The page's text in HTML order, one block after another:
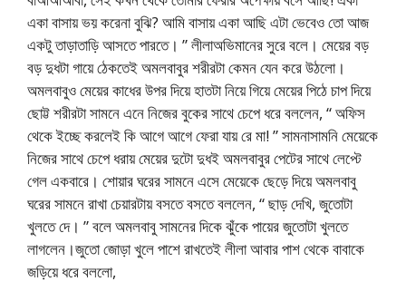
একা বাসায় ভয় করেনা বুঝি? আমি বাসায় একা আছি এটা ভেবেও তো আজ
একটু তাড়াতাড়ি আসতে পারতে। ” লীলাঅভিমানের সুরে বলে। মেয়ের বড়
বড় দুধটা গায়ে ঠেকতেই অমলবাবুর শরীরটা কেমন যেন করে উঠলো।
অমলবাবুও মেয়ের কাধের উপর দিয়ে হাতটা নিয়ে গিয়ে মেয়ের পিঠে চাপ দিয়ে
ছোট্ট শরীরটা সামনে এনে নিজের বুকের সাথে চেপে ধরে বললেন, “ অফিস
থেকে ইচ্ছে করলেই কি আগে আগে ফেরা যায় রে মা! ” সামনাসামনি মেয়েকে
নিজের সাথে চেপে ধরায় মেয়ের দুটো দুধই অমলবাবুর পেটের সাথে লেপ্টে
গেল একবারে। শোয়ার ঘরের সামনে এসে মেয়েকে ছেড়ে দিয়ে অমলবাবু
ঘরের সামনে রাখা চেয়ারটায় বসতে বসতে বললেন, “ ছাড় দেখি, জুতোটা
খুলতে দে। ” বলে অমলবাবু সামনের দিকে ঝুঁকে পায়ের জুতোটা খুলতে
লাগলেন।জুতো জোড়া খুলে পাশে রাখতেই লীলা আবার পাশ থেকে বাবাকে
জড়িয়ে ধরে বললো,